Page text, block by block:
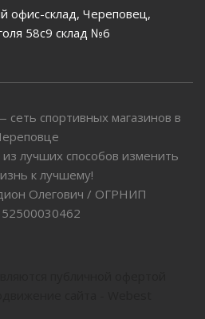
офис-склад, Череповец,
58с9 склад №6
спортивных магазинов в
лучших способов изменить
к лучшему!
Олегович / ОГРНИП